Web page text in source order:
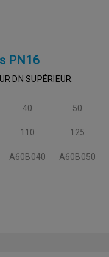
PN16
DN SUPÉRIEUR.
40 50
110 125
A60B040 A60B050